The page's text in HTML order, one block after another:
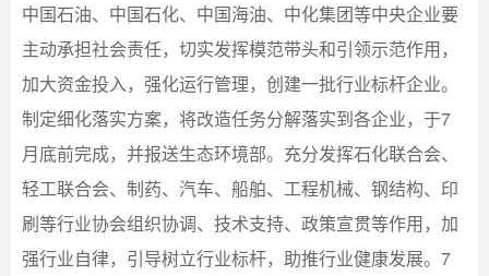
中国石油、中国石化、中国海油、中化集团等中央企业要
主动承担社会责任，切实发挥模范带头和引领示范作用，
加大资金投入，强化运行管理，创建一批行业标杆企业。
制定细化落实方案，将改造任务分解落实到各企业，于7
月底前完成，并报送生态环境部。充分发挥石化联合会、
轻工联合会、制药、汽车、船舶、工程机械、钢结构、印
刷等行业协会组织协调、技术支持、政策宣贯等作用，加
强行业自律，引导树立行业标杆，助推行业健康发展。7